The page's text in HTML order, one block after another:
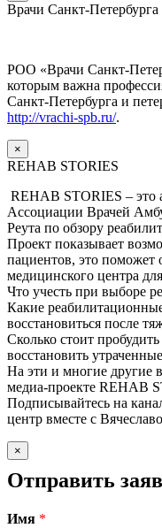
Врачи Санкт-Петербурга
РОО «Врачи Санкт-
которым важна
Санкт-Петербурга и
http://vrachi-spb.ru/.
×
REHAB STORIES
REHAB STORIES – это
Ассоциации Врачей
Реута по обзору
Проект показывает
пациентов, это поможет
медицинского центра
Что учесть при выборе
Какие
восстановиться после
Сколько стоит
восстановить
На эти и многие другие
медиа-проекте REHAB
Подписывайтесь на
центр вместе с
×
Отправить
Имя *